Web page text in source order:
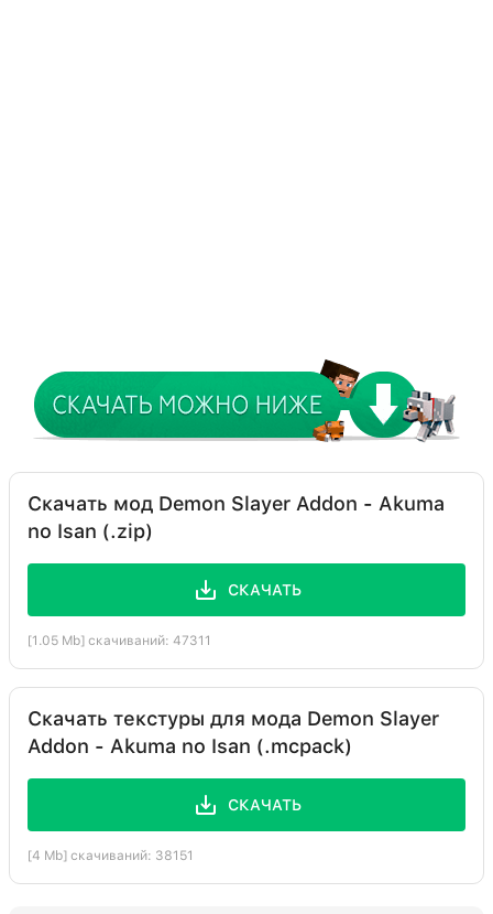
Скачать мод Demon Slayer Addon - Akuma
no Isan (.zip)
СКАЧАТЬ
[1.05 Mb] скачиваний: 47311
Скачать текстуры для мода Demon Slayer
Addon - Akuma no Isan (.mcpack)
СКАЧАТЬ
[4 Mb] скачиваний: 38151